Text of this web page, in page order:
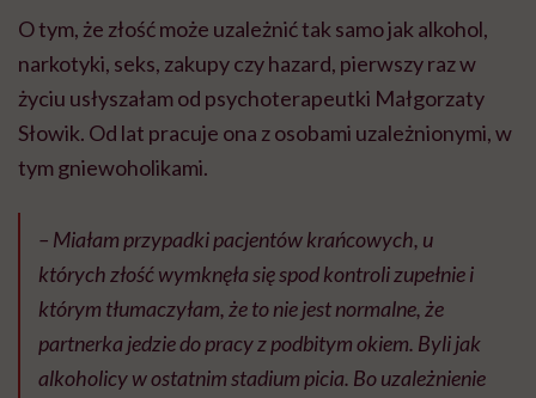
O tym, że złość może uzależnić tak samo jak alkohol,
narkotyki, seks, zakupy czy hazard, pierwszy raz w
życiu usłyszałam od psychoterapeutki Małgorzaty
Słowik. Od lat pracuje ona z osobami uzależnionymi, w
tym gniewoholikami.
– Miałam przypadki pacjentów krańcowych, u
których złość wymknęła się spod kontroli zupełnie i
którym tłumaczyłam, że to nie jest normalne, że
partnerka jedzie do pracy z podbitym okiem. Byli jak
alkoholicy w ostatnim stadium picia. Bo uzależnienie